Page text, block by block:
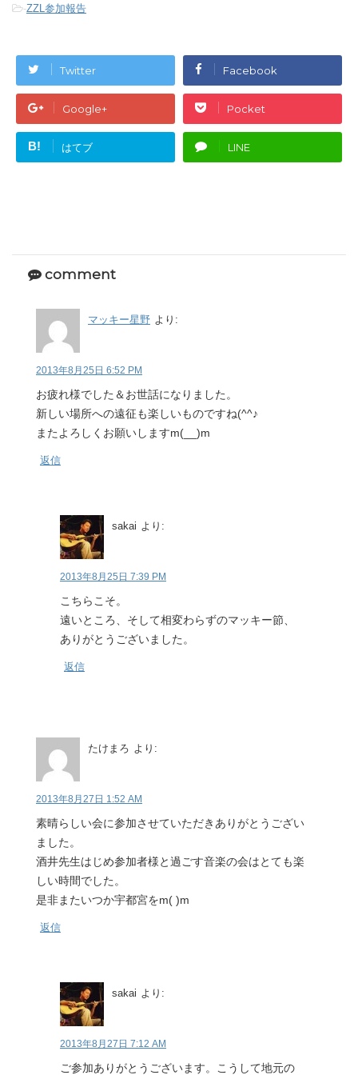
-ZZL参加報告
Twitter Facebook
Google+ Pocket
B! はてブ LINE
comment
マッキー星野 より:
2013年8月25日 6:52 PM
お疲れ様でした＆お世話になりました。
新しい場所への遠征も楽しいものですね(^^♪
またよろしくお願いしますm(__)m
返信
sakai より:
2013年8月25日 7:39 PM
こちらこそ。
遠いところ、そして相変わらずのマッキー節、
ありがとうございました。
返信
たけまろ より:
2013年8月27日 1:52 AM
素晴らしい会に参加させていただきありがとうござい
ました。
酒井先生はじめ参加者様と過ごす音楽の会はとても楽
しい時間でした。
是非またいつか宇都宮をm( )m
返信
sakai より:
2013年8月27日 7:12 AM
ご参加ありがとうございます。こうして地元の